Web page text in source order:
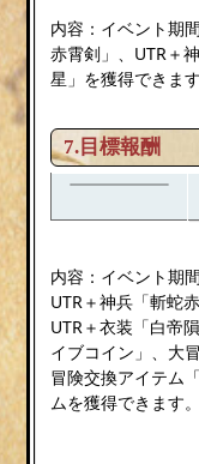
内容：イベント期
赤霄剣」、UTR＋
星」を獲得できます
7.目標報酬
内容：イベント期
UTR＋神兵「斬蛇
UTR＋衣装「白帝
イブコイン」、大
冒険交換アイテム
ムを獲得できます。